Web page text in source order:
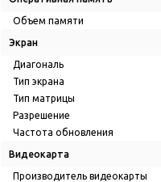
Объем памяти
Экран
Диагональ
Тип экрана
Тип матрицы
Разрешение
Частота обновления
Видеокарта
Производитель видеокарты